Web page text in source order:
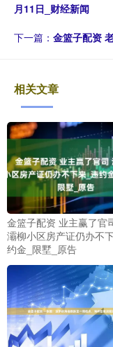
月11日_财经新闻
下一篇： 金篮子配资
相关文章
金篮子配资 业主赢了官
灞柳小区房产证仍办不
约金_限墅_原告